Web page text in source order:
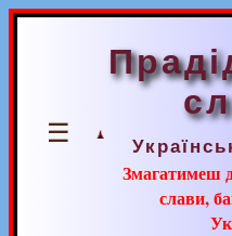
☰
Змагатимеш
слави,